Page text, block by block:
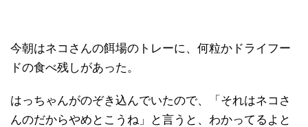
今朝はネコさんの餌場のトレーに、何粒かドライフー
ドの食べ残しがあった。
はっちゃんがのぞき込んでいたので、「それはネコさ
んのだからやめとこうね」と言うと、わかってるよと